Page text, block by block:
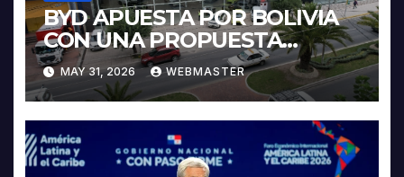
BYD APUESTA POR BOLIVIA
CON UNA PROPUESTA
INTEGRAL PARA IMPULSAR
LA ELECTROMOVILIDAD Y LA
INDUSTRIALIZACIÓN DEL
LITIO
MAY 31, 2026 WEBMASTER